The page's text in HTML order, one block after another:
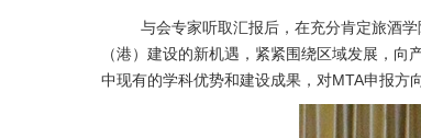
与会专家听取汇报后，在充分肯定旅酒学院
（港）建设的新机遇，紧紧围绕区域发展，
中现有的学科优势和建设成果，对MTA申报方